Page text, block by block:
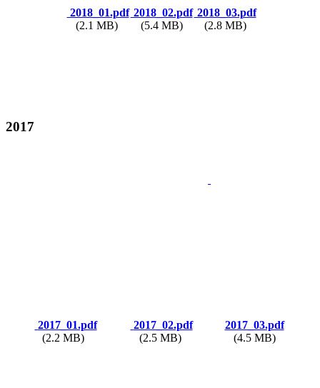
2018_01.pdf
(2.1 MB)
2018_02.pdf
(5.4 MB)
2018_03.pdf
(2.8 MB)
2017
2017_01.pdf
(2.2 MB)
2017_02.pdf
(2.5 MB)
2017_03.pdf
(4.5 MB)